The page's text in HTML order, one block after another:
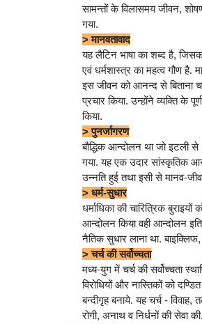
सामन्तों के विलासमय जीवन,
गया.
> मानवतावाद
यह लैटिन भाषा का शब्द है,
एवं धर्मशास्त्र का महत्व गौण है.
इस जीवन को आनन्द से बिताना
प्रचार किया. उन्होंने व्यक्ति के
किया.
> पुनर्जागरण
बौद्धिक आन्दोलन था जो इटली
गया. यह एक उदार सांस्कृतिक
उन्नति हुई तथा इसी से मानव-
> धर्म-सुधार
धर्माधिका की चारित्रिक
आन्दोलन किया वही आन्दोलन
नैतिक सुधार लाना था.
> चर्च की सर्वोच्चता
मध्य-युग में चर्च की सर्वोच्चता
विरोधियों और नास्तिकों को
बन्दीगृह बनाये. यह चर्च -
रोगी, अनाथ व निर्धनों की सेवा की.